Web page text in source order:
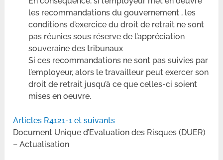
les recommandations du gouvernement , les
conditions d’exercice du droit de retrait ne sont
pas réunies sous réserve de l’appréciation
souveraine des tribunaux
Si ces recommandations ne sont pas suivies par
l’employeur, alors le travailleur peut exercer son
droit de retrait jusqu’à ce que celles-ci soient
mises en oeuvre.
Articles R4121-1 et suivants
Document Unique d’Evaluation des Risques (DUER)
– Actualisation